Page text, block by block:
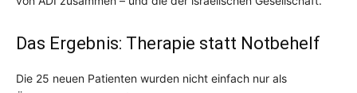
Das Ergebnis: Therapie statt Notbehelf
Die 25 neuen Patienten wurden nicht einfach nur als